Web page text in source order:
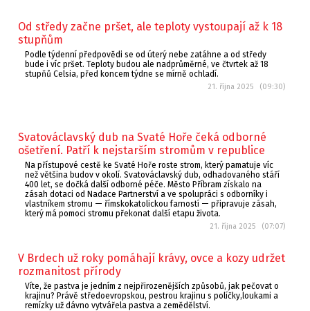
Od středy začne pršet, ale teploty vystoupají až k 18
stupňům
Podle týdenní předpovědi se od úterý nebe zatáhne a od středy
bude i víc pršet. Teploty budou ale nadprůměrné, ve čtvrtek až 18
stupňů Celsia, před koncem týdne se mírně ochladí.
21. října 2025 (09:30)
Svatováclavský dub na Svaté Hoře čeká odborné
ošetření. Patří k nejstarším stromům v republice
Na přístupové cestě ke Svaté Hoře roste strom, který pamatuje víc
než většina budov v okolí. Svatováclavský dub, odhadovaného stáří
400 let, se dočká další odborné péče. Město Příbram získalo na
zásah dotaci od Nadace Partnerství a ve spolupráci s odborníky i
vlastníkem stromu — římskokatolickou farností — připravuje zásah,
který má pomoci stromu překonat další etapu života.
21. října 2025 (07:07)
V Brdech už roky pomáhají krávy, ovce a kozy udržet
rozmanitost přírody
Víte, že pastva je jedním z nejpřirozenějších způsobů, jak pečovat o
krajinu? Právě středoevropskou, pestrou krajinu s políčky,loukami a
remízky už dávno vytvářela pastva a zemědělství.